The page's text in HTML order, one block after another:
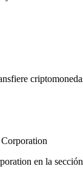
en la